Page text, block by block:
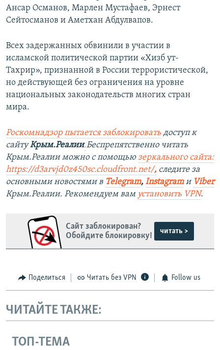
Ансар Османов, Марлен Мустафаев, Эрнест
Сейтосманов и Аметхан Абдулвапов.
Всех задержанных обвинили в участии в
исламской политической партии «Хизб ут-
Тахрир», признанной в России террористической,
но действующей без ограничения на уровне
национальных законодательств многих стран
мира.
Роскомнадзор пытается заблокировать доступ к
сайтуКрым.Реалии.Беспрепятственно читать
Крым.Реалии можно с помощью зеркального сайта:
https://d3arvjd0z450sc.cloudfront.net/, следите за
основными новостями в Telegram, Instagramи Viber
Крым.Реалии. Рекомендуем вам установить VPN.
Сайт заблокирован?
Обойдите блокировку!
читать >
Поделиться Читать без VPN Follow us
ЧИТАЙТЕ ТАКЖЕ:
ТОП-ТЕМА